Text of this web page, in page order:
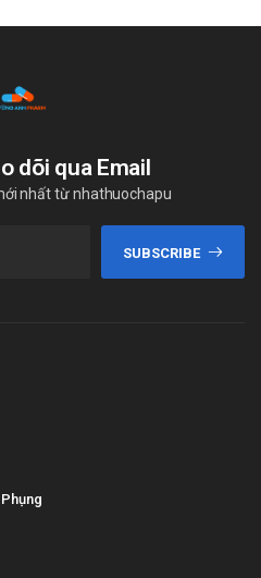
dõi qua Email
nhất từ nhathuochapu
SUBSCRIBE